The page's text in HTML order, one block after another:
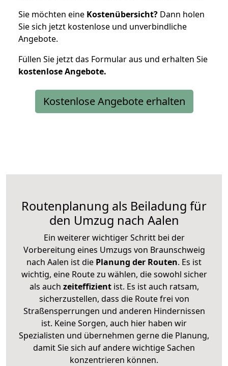
Sie möchten eine Kostenübersicht? Dann holen
Sie sich jetzt kostenlose und unverbindliche
Angebote.
Füllen Sie jetzt das Formular aus und erhalten Sie
kostenloseAngebote.
Kostenlose Angebote erhalten
Routenplanung als Beiladung für
den Umzug nach Aalen
Ein weiterer wichtiger Schritt bei der
Vorbereitung eines Umzugs von Braunschweig
nach Aalen ist die Planung der Routen. Es ist
wichtig, eine Route zu wählen, die sowohl sicher
als auch zeiteffizientist. Es ist auch ratsam,
sicherzustellen, dass die Route frei von
Straßensperrungen und anderen Hindernissen
ist. Keine Sorgen, auch hier haben wir
Spezialisten und übernehmen gerne die Planung,
damit Sie sich auf andere wichtige Sachen
konzentrieren können.